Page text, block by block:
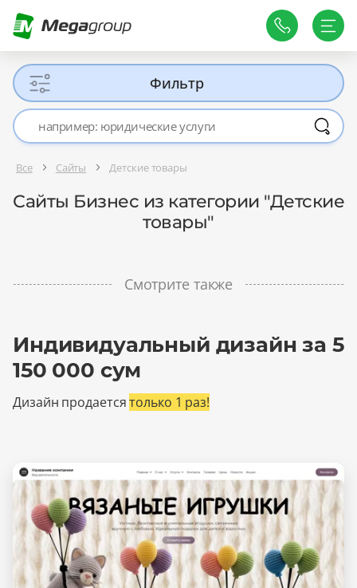
Фильтр
Все Сайты Детские товары
Сайты Бизнес из категории "Детские
товары"
Смотрите также
Индивидуальный дизайн за 5
150 000 сум
Дизайн продаетсятолько 1 раз!